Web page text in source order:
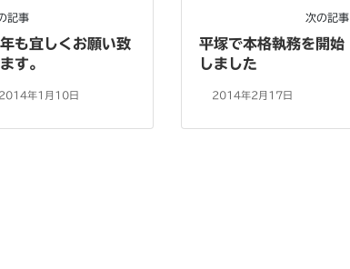
記事
も宜しくお願い致
す。
2014年1月10日
次の記事
平塚で本格執務を開始
しました
2014年2月17日